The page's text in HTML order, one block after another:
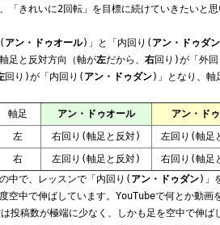
「きれいに2回転」を目標に続けていきたいと
アン・ドゥオール)」と「内回り( アン・ドゥダン
足と反対方向（軸が左だから、 右回り)が「外
回り)が「内回り( アン・ドゥダン)」となり、軸
軸足
アン・ドゥオール
アン・ド
左 右回り(軸足と反対)
左回り(軸足
右 左回り(軸足と反対)
右回り(軸足
中で、レッスンで「内回り( アン・ドゥダン)」
空中で伸ばしています。YouTubeで何とか動画
投稿数が極端に少なく、しかも足を空中で伸ば